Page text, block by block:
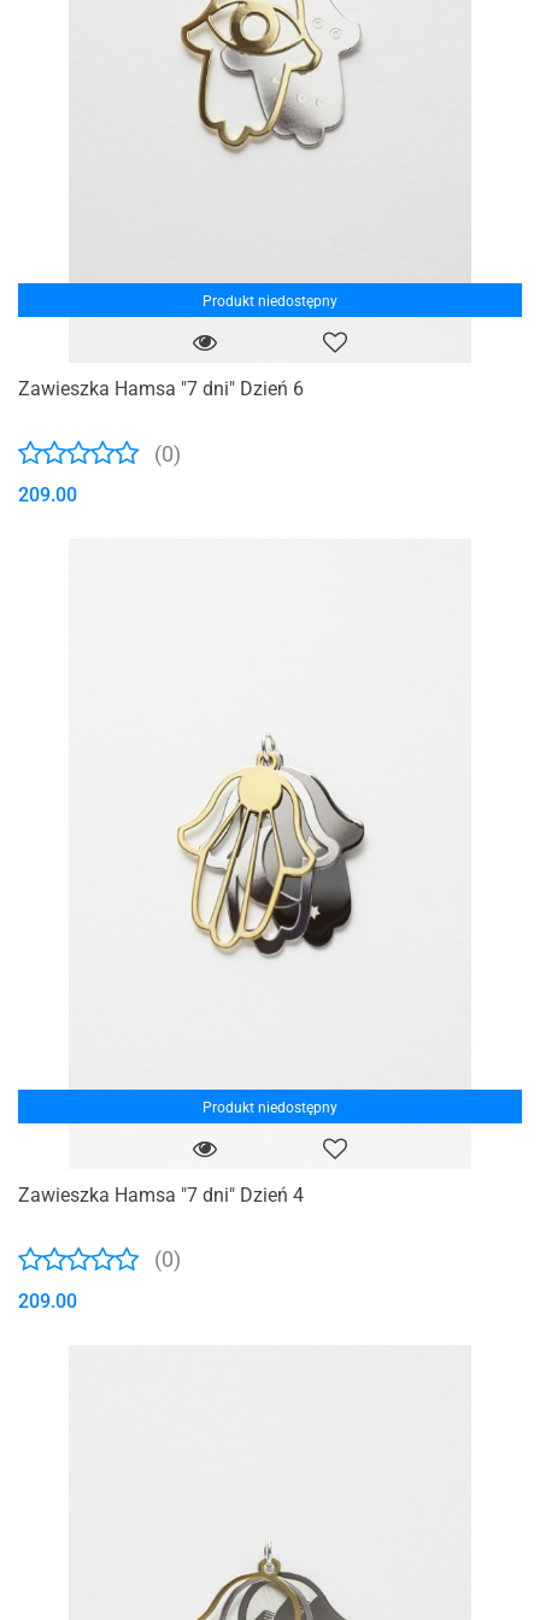
Produkt niedostępny
Zawieszka Hamsa "7 dni" Dzień 6
(0)
209.00
Produkt niedostępny
Zawieszka Hamsa "7 dni" Dzień 4
(0)
209.00